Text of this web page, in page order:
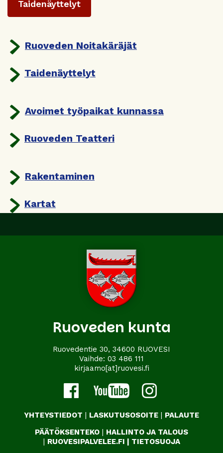
Taidenäyttelyt
Ruoveden Noitakäräjät
Taidenäyttelyt
Avoimet työpaikat kunnassa
Ruoveden Teatteri
Rakentaminen
Kartat
Ruoveden kunta
Ruovedentie 30, 34600 RUOVESI
Vaihde: 03 486 111
kirjaamo[at]ruovesi.fi
YHTEYSTIEDOT | LASKUTUSOSOITE | PALAUTE
PÄÄTÖKSENTEKO | HALLINTO JA TALOUS
| RUOVESIPALVELEE.FI | TIETOSUOJA